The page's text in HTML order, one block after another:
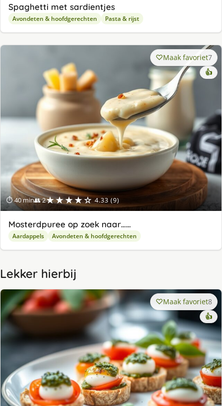
Spaghetti met sardientjes
Avondeten & hoofdgerechten Pasta & rijst
⏱ 40 min👥 2★★★★☆ 4.33 (9)
Maak favoriet7
👍
Mosterdpuree op zoek naar……
Aardappels Avondeten & hoofdgerechten
Lekker hierbij
Maak favoriet8
👍